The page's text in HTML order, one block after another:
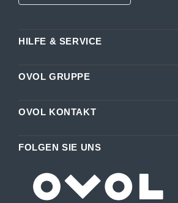
HILFE & SERVICE
OVOL GRUPPE
OVOL KONTAKT
FOLGEN SIE UNS